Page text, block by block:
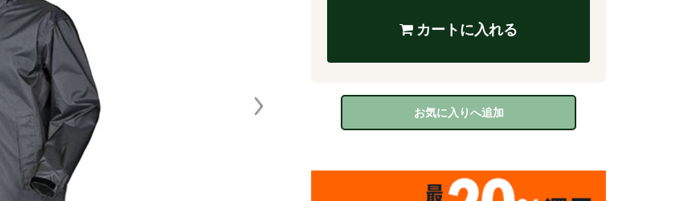
カートに入れる
お気に入りへ追加